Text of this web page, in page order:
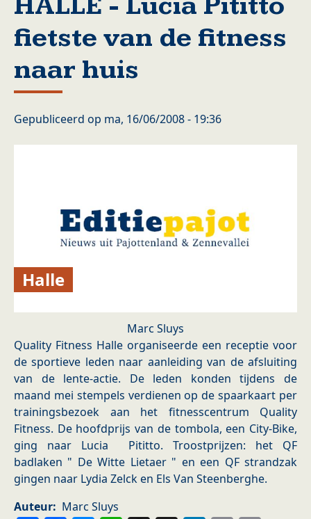
fietste van de fitness
naar huis
Gepubliceerd op ma, 16/06/2008 - 19:36
Halle
Marc Sluys
Quality Fitness Halle organiseerde een receptie voor
de sportieve leden naar aanleiding van de afsluiting
van de lente-actie. De leden konden tijdens de
maand mei stempels verdienen op de spaarkaart per
trainingsbezoek aan het fitnesscentrum Quality
Fitness. De hoofdprijs van de tombola, een City-Bike,
ging naar Lucia Pititto. Troostprijzen: het QF
badlaken " De Witte Lietaer " en een QF strandzak
gingen naar Lydia Zelck en Els Van Steenberghe.
Auteur
Marc Sluys